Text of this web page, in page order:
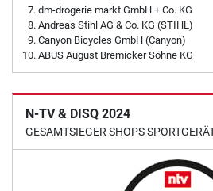
dm-drogerie markt GmbH + Co. KG
Andreas Stihl AG & Co. KG (STIHL)
Canyon Bicycles GmbH (Canyon)
ABUS August Bremicker Söhne KG
N-TV & DISQ 2024
GESAMTSIEGER SHOPS